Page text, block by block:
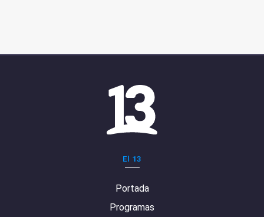
El 13
Portada
Programas